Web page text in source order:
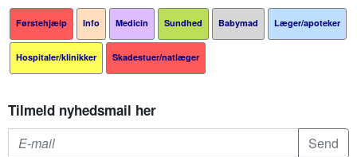
Førstehjælp Info Medicin Sundhed Babymad Læger/apoteker
Hospitaler/klinikker Skadestuer/natlæger
Tilmeld nyhedsmail her